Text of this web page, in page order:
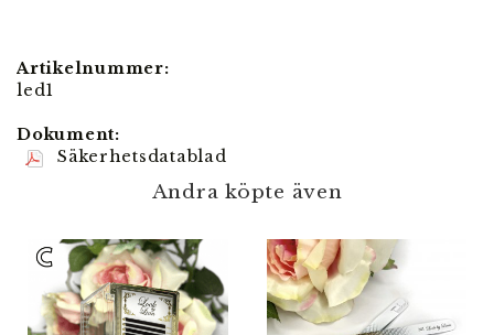
Artikelnummer:
led1
Dokument:
Säkerhetsdatablad
Andra köpte även